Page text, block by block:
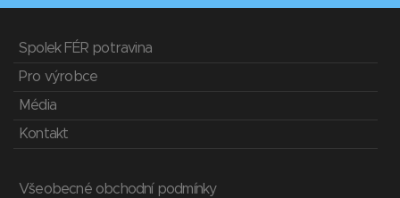
Spolek FÉR potravina
Pro výrobce
Média
Kontakt
Všeobecné obchodní podmínky